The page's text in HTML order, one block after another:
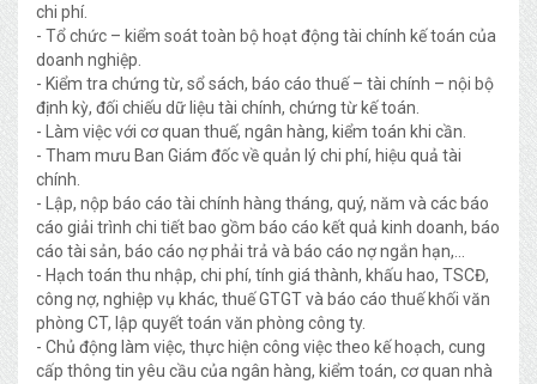
chi phí.
- Tổ chức – kiểm soát toàn bộ hoạt động tài chính kế toán của
doanh nghiệp.
- Kiểm tra chứng từ, sổ sách, báo cáo thuế – tài chính – nội bộ
định kỳ, đối chiếu dữ liệu tài chính, chứng từ kế toán.
- Làm việc với cơ quan thuế, ngân hàng, kiểm toán khi cần.
- Tham mưu Ban Giám đốc về quản lý chi phí, hiệu quả tài
chính.
- Lập, nộp báo cáo tài chính hàng tháng, quý, năm và các báo
cáo giải trình chi tiết bao gồm báo cáo kết quả kinh doanh, báo
cáo tài sản, báo cáo nợ phải trả và báo cáo nợ ngắn hạn,...
- Hạch toán thu nhập, chi phí, tính giá thành, khấu hao, TSCĐ,
công nợ, nghiệp vụ khác, thuế GTGT và báo cáo thuế khối văn
phòng CT, lập quyết toán văn phòng công ty.
- Chủ động làm việc, thực hiện công việc theo kế hoạch, cung
cấp thông tin yêu cầu của ngân hàng, kiểm toán, cơ quan nhà